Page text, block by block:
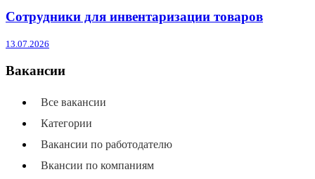
Сотрудники для инвентаризации товаров
13.07.2026
Вакансии
Все вакансии
Категории
Вакансии по работодателю
Вкансии по компаниям